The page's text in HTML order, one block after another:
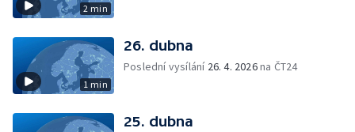
2 min
1 min
26. dubna
Poslední vysílání 26. 4. 2026na ČT24
25. dubna